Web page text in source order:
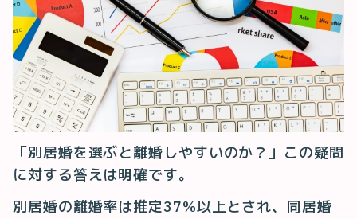
「別居婚を選ぶと離婚しやすいのか？」この疑問
に対する答えは明確です。
別居婚の離婚率は推定37%以上とされ、同居婚